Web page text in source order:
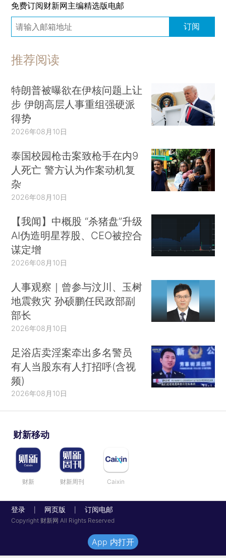
免费订阅财新网主编精选版电邮
订阅
推荐阅读
特朗普被曝欲在伊核问题上让
步 伊朗高层人事重组强硬派
得势
2026年08月10日
泰国校园枪击案致枪手在内9
人死亡 警方认为作案动机复
杂
2026年08月10日
【我闻】中概股 “杀猪盘”升级
AI伪造明星荐股、CEO被控合
谋定增
2026年08月10日
人事观察｜曾参与汶川、玉树
地震救灾 孙硕鹏任民政部副
部长
2026年08月10日
足浴店卖淫案牵出多名警员
有人当股东有人打招呼(含视
频)
2026年08月10日
财新移动
财新 财新周刊 Caixin
登录 网页版 订阅电邮
Copyright 财新网 All Rights Reserved
App 内打开